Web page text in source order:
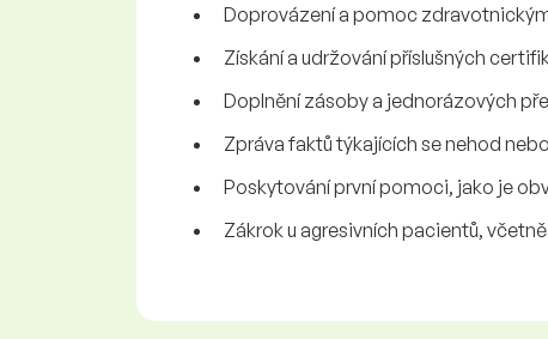
Doprovázení a pomoc
Získání a udržování příslušných
Doplnění zásoby a jednorázových
Zpráva faktů týkajících se nehod
Poskytování první pomoci, jako je
Zákrok u agresivních pacientů,